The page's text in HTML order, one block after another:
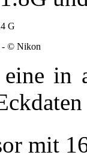
- © Nikon
in
mit